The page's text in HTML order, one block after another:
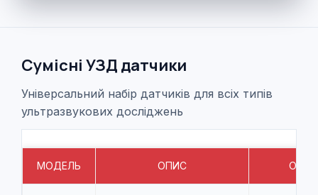
Сумісні УЗД датчики
Універсальний набір датчиків для всіх типів
ультразвукових досліджень
МОДЕЛЬ ОПИС